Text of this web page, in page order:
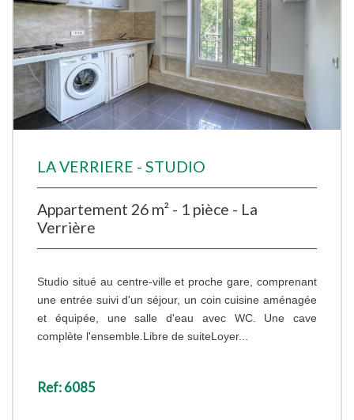
LA VERRIERE - STUDIO
Appartement 26 m² - 1 pièce - La
Verrière
Studio situé au centre-ville et proche gare, comprenant
une entrée suivi d'un séjour, un coin cuisine aménagée
et équipée, une salle d'eau avec WC. Une cave
complète l'ensemble.Libre de suiteLoyer...
Ref: 6085